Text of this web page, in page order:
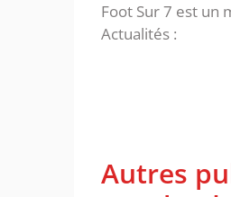
Foot Sur 7 est un
Actualités :
Autres